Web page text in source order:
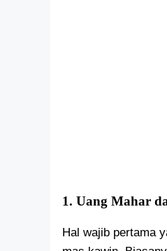
1. Uang Mahar
Hal wajib pertama